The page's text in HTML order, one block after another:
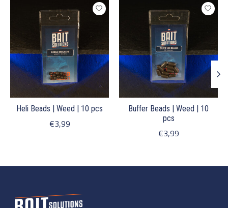
Items van productcarrousel
Heli Beads | Weed | 10 pcs
€3,99
Buffer Beads | Weed | 10
pcs
€3,99